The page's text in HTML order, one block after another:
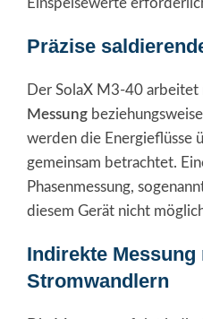
Einspeisewerte
Präzise
Der SolaX M3-40 arbeitet
Messung beziehungsweise
werden die Energieflüsse
gemeinsam betrachtet.
Phasenmessung,
diesem Gerät nicht
Indirekte Messung
Stromwandlern